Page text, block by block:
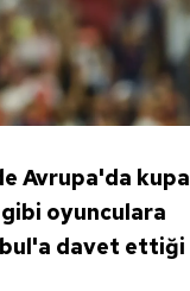
Avrupa'da kupa
oyunculara
davet ettiği